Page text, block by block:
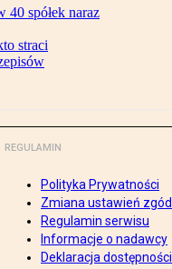
spółek naraz
straci
REGULAMIN
Polityka Prywatności
Zmiana ustawień zgód
Regulamin serwisu
Informacje o nadawcy
Deklaracja dostępności